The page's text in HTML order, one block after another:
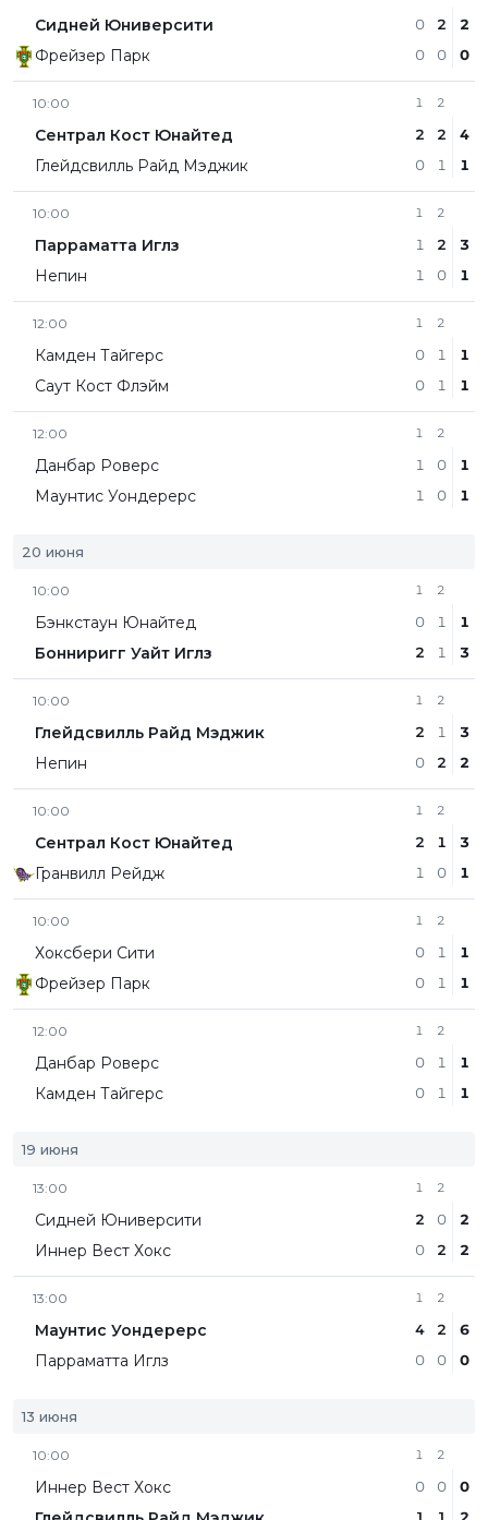
Сидней Юниверсити
Фрейзер Парк
0
0
2
0
2
0
10:00
Сентрал Кост Юнайтед
Глейдсвилль Райд Мэджик
1
2
0
2
2
1
4
1
10:00
Парраматта Иглз
Непин
1
1
1
2
2
0
3
1
12:00
Камден Тайгерс
Саут Кост Флэйм
1
0
0
2
1
1
1
1
12:00
Данбар Роверс
Маунтис Уондерерс
1
1
1
2
0
0
1
1
20 июня
10:00
Бэнкстаун Юнайтед
Бонниригг Уайт Иглз
1
0
2
2
1
1
1
3
10:00
Глейдсвилль Райд Мэджик
Непин
1
2
0
2
1
2
3
2
10:00
Сентрал Кост Юнайтед
Гранвилл Рейдж
1
2
1
2
1
0
3
1
10:00
Хоксбери Сити
Фрейзер Парк
1
0
0
2
1
1
1
1
12:00
Данбар Роверс
Камден Тайгерс
1
0
0
2
1
1
1
1
19 июня
13:00
Сидней Юниверсити
Иннер Вест Хокс
1
2
0
2
0
2
2
2
13:00
Маунтис Уондерерс
Парраматта Иглз
1
4
0
2
2
0
6
0
13 июня
10:00
Иннер Вест Хокс
1
0
2
0
0